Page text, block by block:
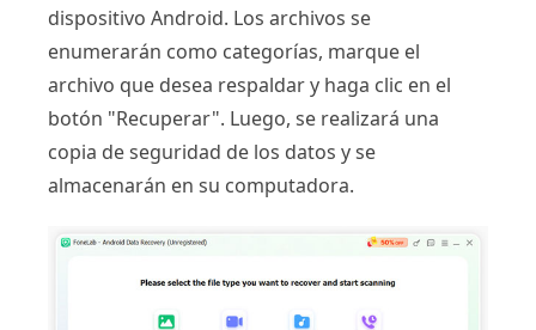
dispositivo Android. Los archivos se
enumerarán como categorías, marque el
archivo que desea respaldar y haga clic en el
botón "Recuperar". Luego, se realizará una
copia de seguridad de los datos y se
almacenarán en su computadora.